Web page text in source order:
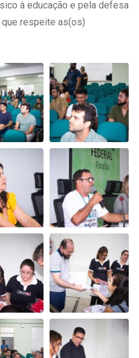
à educação e pela defesa
respeite as(os)